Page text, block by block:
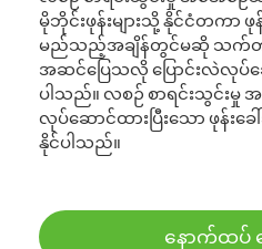
မိုဘိုင်းဖုန်းများသို့ နိုင်ငံတကာ ဖုန်
မည်သည့်အချိန်တွင်မဆို သက်တ
အဆင်ပြေသလို ပြောင်းလဲလုပ်
ပါသည်။ လစဉ် စာရင်းသွင်းမှု
လုပ်ဆောင်ထားပြီးသော ဖုန်းခ
နိုင်ပါသည်။
နောက်ထပ် န